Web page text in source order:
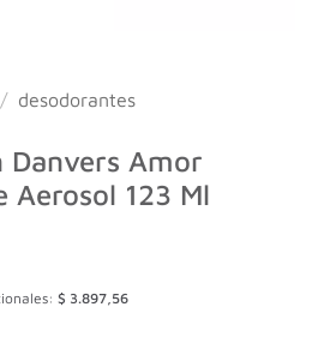
/ desodorantes
Danvers Amor
Aerosol 123 Ml
$ 3.897,56